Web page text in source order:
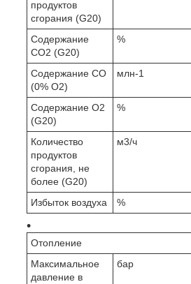
продуктов
сгорания (G20)
Содержание
CO2 (G20)
%
Содержание CO
(0% O2)
млн-1
Содержание O2
(G20)
%
Количество
продуктов
сгорания, не
более (G20)
м3/ч
Избыток воздуха %
Отопление
Максимальное
давление в
бар